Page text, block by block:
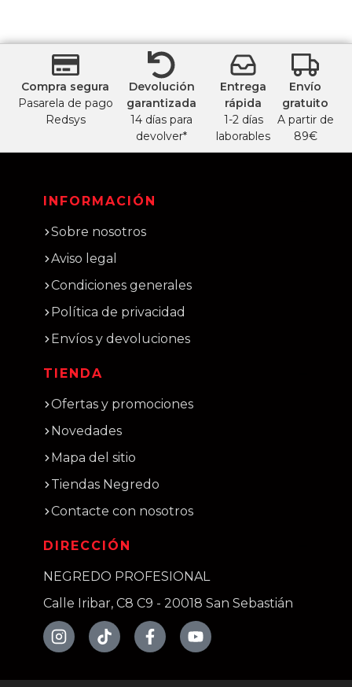
Compra segura
Pasarela de pago
Redsys
Devolución
garantizada
14 días para
devolver*
Entrega
rápida
1-2 días
laborables
Envío
gratuito
A partir de
89€
INFORMACIÓN
Sobre nosotros
Aviso legal
Condiciones generales
Política de privacidad
Envíos y devoluciones
TIENDA
Ofertas y promociones
Novedades
Mapa del sitio
Tiendas Negredo
Contacte con nosotros
DIRECCIÓN
NEGREDO PROFESIONAL
Calle Iribar, C8 C9 - 20018 San Sebastián